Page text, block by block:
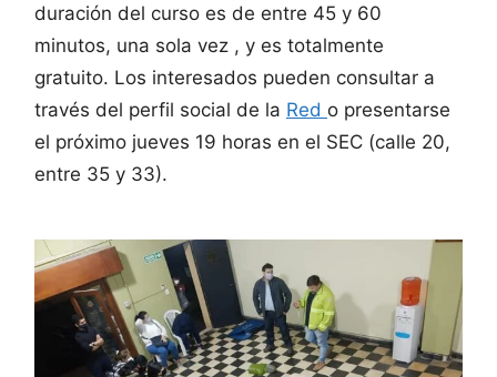
duración del curso es de entre 45 y 60
minutos, una sola vez , y es totalmente
gratuito. Los interesados pueden consultar a
través del perfil social de la Red o presentarse
el próximo jueves 19 horas en el SEC (calle 20,
entre 35 y 33).